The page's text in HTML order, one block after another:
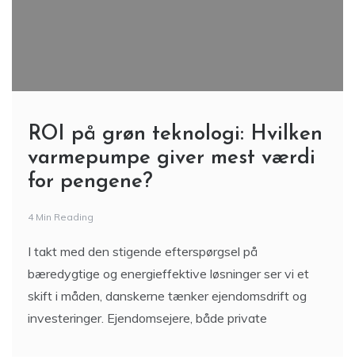
ROI på grøn teknologi: Hvilken
varmepumpe giver mest værdi
for pengene?
4 Min Reading
I takt med den stigende efterspørgsel på
bæredygtige og energieffektive løsninger ser vi et
skift i måden, danskerne tænker ejendomsdrift og
investeringer. Ejendomsejere, både private